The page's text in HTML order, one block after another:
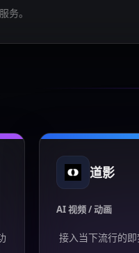
务。
道影
AI 视频 / 动画
接入当下流行的